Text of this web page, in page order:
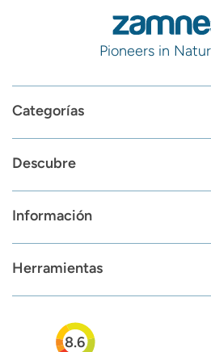
Pioneers in
Categorías
Descubre
Información
Herramientas
8.6